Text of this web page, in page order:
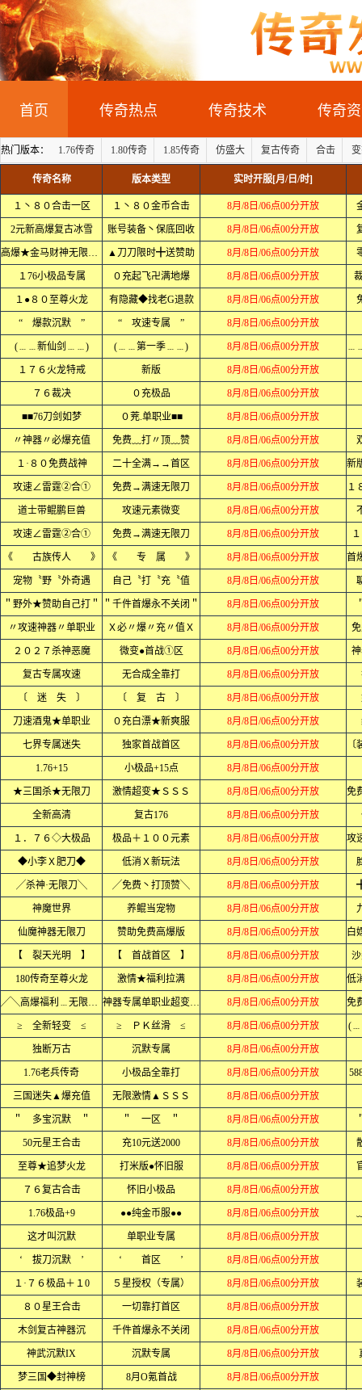
首页 传奇热点 传奇技术 传奇
热门版本： 1.76传奇 1.80传奇 1.85传奇 仿盛大 复古传奇 合击
传奇名称 版本类型 实时开服[月/日/时]
１丶８０合击一区 １丶８０金币合击 8月/8日/06点00分开放
2元新高爆复古冰雪 账号装备丶保底回收 8月/8日/06点00分开放
高爆★金马财神无限刀╋ ▲刀刀限时╋送赞助 8月/8日/06点00分开放
１76小极品专属 ０充起飞卍满地爆 8月/8日/06点00分开放
１●８０至尊火龙 有隐藏◆找老G退款 8月/8日/06点00分开放
“ 爆款沉默 ” “ 攻速专属 ” 8月/8日/06点00分开放
(﹍﹍新仙剑﹍﹍) (﹍﹍第一季﹍﹍) 8月/8日/06点00分开放
１７６火龙特戒 新版 8月/8日/06点00分开放
７６裁决 ０充极品 8月/8日/06点00分开放
■■76刀剑如梦 ０茺.单职业■■ 8月/8日/06点00分开放
〃神器〃必爆充值 免费﹏打〃顶﹏赞 8月/8日/06点00分开放
１·８０免费战神 二十全满→→首区 8月/8日/06点00分开放
攻速∠雷霆②合① 免费→满速无限刀 8月/8日/06点00分开放
道士带鲲鹏巨兽 攻速元素微变 8月/8日/06点00分开放
攻速∠雷霆②合① 免费→满速无限刀 8月/8日/06点00分开放
《 古族传人 》 《 专 属 》 8月/8日/06点00分开放
宠物〝野〝外奇遇 自己〝打〝充〝值 8月/8日/06点00分开放
＂野外★赞助自己打＂ ＂千件首爆永不关闭＂ 8月/8日/06点00分开放
〃攻速神器〃单职业 Ｘ必〃爆〃充〃值Ｘ 8月/8日/06点00分开放
２０２７杀神恶魔 微变●首战①区 8月/8日/06点00分开放
复古专属攻速 无合成全靠打 8月/8日/06点00分开放
〔 迷 失 〕 〔 复 古 〕 8月/8日/06点00分开放
刀速酒鬼★单职业 ０充白漂★新爽服 8月/8日/06点00分开放
七界专属迷失 独家首战首区 8月/8日/06点00分开放
1.76+15 小极品+15点 8月/8日/06点00分开放
★三国杀★无限刀 激情超变★ＳＳＳ 8月/8日/06点00分开放
全新高清 复古176 8月/8日/06点00分开放
１．７６◇大极品 极品＋１００元素 8月/8日/06点00分开放
◆小李Ｘ肥刀◆ 低消Ｘ新玩法 8月/8日/06点00分开放
╱杀神·无限刀╲ ╱免费丶打顶赞╲ 8月/8日/06点00分开放
神魔世界 养鲲当宠物 8月/8日/06点00分开放
仙魔神器无限刀 赞助免费高爆版 8月/8日/06点00分开放
【 裂天光明 】 【 首战首区 】 8月/8日/06点00分开放
180传奇至尊火龙 激情★福利拉满 8月/8日/06点00分开放
╱╲高爆福利﹍无限刀╱╲ 神器专属单职业超变中变迷失 8月/8日/06点00分开放
≥ 全新轻变 ≤ ≥ ＰＫ丝滑 ≤ 8月/8日/06点00分开放
独断万古 沉默专属 8月/8日/06点00分开放
1.76老兵传奇 小极品全靠打 8月/8日/06点00分开放
三国迷失▲爆充值 无限激情▲ＳＳＳ 8月/8日/06点00分开放
＂ 多宝沉默 ＂ ＂ 一区 ＂ 8月/8日/06点00分开放
50元星王合击 充10元送2000 8月/8日/06点00分开放
至尊★追梦火龙 打米版●怀旧服 8月/8日/06点00分开放
７６复古合击 怀旧小极品 8月/8日/06点00分开放
1.76极品+9 ●●纯金币服●● 8月/8日/06点00分开放
这才叫沉默 单职业专属 8月/8日/06点00分开放
‘ 拔刀沉默 ’ ‘ 首区 ’ 8月/8日/06点00分开放
１·７６极品＋１0 ５星授权（专属） 8月/8日/06点00分开放
８０星王合击 一切靠打首区 8月/8日/06点00分开放
木剑复古神器沉 千件首爆永不关闭 8月/8日/06点00分开放
神武沉默IX 沉默专属 8月/8日/06点00分开放
梦三国◆封神榜 8月O氪首战 8月/8日/06点00分开放